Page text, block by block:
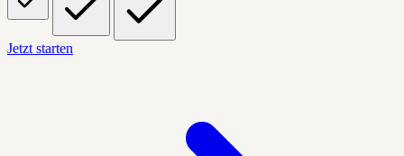
Jetzt starten